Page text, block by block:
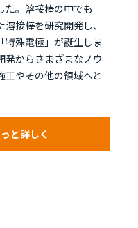
た。溶接棒の中でも
接棒を研究開発し、
特殊電極」が誕生しま
発からさまざまなノウ
工やその他の領域へと
と詳しく